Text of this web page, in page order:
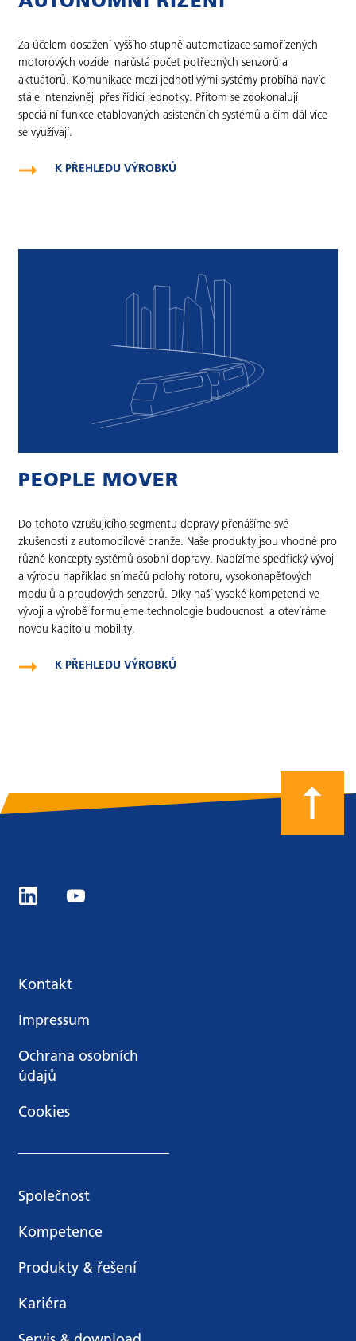
Za účelem dosažení vyššího stupně automatizace samořízených
motorových vozidel narůstá počet potřebných senzorů a
aktuátorů. Komunikace mezi jednotlivými systémy probíhá navíc
stále intenzivněji přes řídicí jednotky. Přitom se zdokonalují
speciální funkce etablovaných asistenčních systémů a čím dál více
se využívají.
K PŘEHLEDU VÝROBKŮ
PEOPLE MOVER
Do tohoto vzrušujícího segmentu dopravy přenášíme své
zkušenosti z automobilové branže. Naše produkty jsou vhodné pro
různé koncepty systémů osobní dopravy. Nabízíme specifický vývoj
a výrobu například snímačů polohy rotoru, vysokonapěťových
modulů a proudových senzorů. Díky naší vysoké kompetenci ve
vývoji a výrobě formujeme technologie budoucnosti a otevíráme
novou kapitolu mobility.
K PŘEHLEDU VÝROBKŮ
Kontakt
Impressum
Ochrana osobních
údajů
Cookies
Společnost
Kompetence
Produkty & řešení
Kariéra